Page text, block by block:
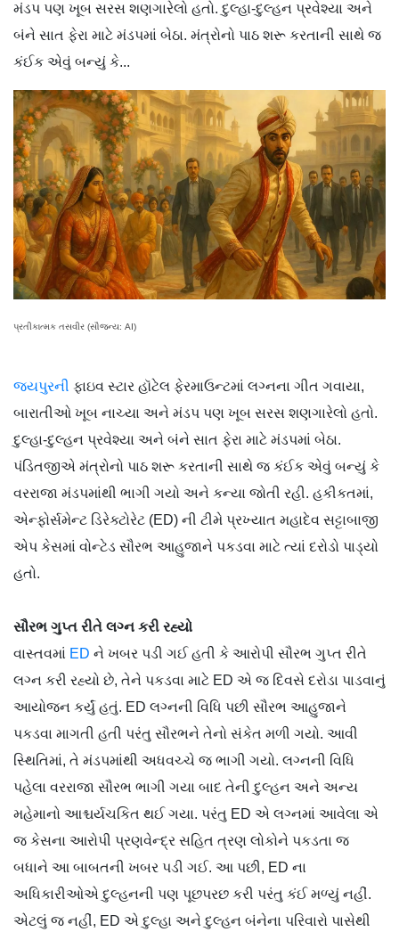
મંડપ પણ ખૂબ સરસ શણગારેલો હતો. દુલ્હા-દુલ્હન પ્રવેશ્યા અને
બંને સાત ફેરા માટે મંડપમાં બેઠા. મંત્રોનો પાઠ શરૂ કરતાની સાથે જ
કંઈક એવું બન્યું કે...
પ્રતીકાત્મક તસવીર (સૌજન્ય: AI)
જયપુરની ફાઇવ સ્ટાર હૉટેલ ફેરમાઉન્ટમાં લગ્નના ગીત ગવાયા,
બારાતીઓ ખૂબ નાચ્યા અને મંડપ પણ ખૂબ સરસ શણગારેલો હતો.
દુલ્હા-દુલ્હન પ્રવેશ્યા અને બંને સાત ફેરા માટે મંડપમાં બેઠા.
પંડિતજીએ મંત્રોનો પાઠ શરૂ કરતાની સાથે જ કંઈક એવું બન્યું કે
વરરાજા મંડપમાંથી ભાગી ગયો અને કન્યા જોતી રહી. હકીકતમાં,
એન્ફોર્સમેન્ટ ડિરેક્ટોરેટ (ED) ની ટીમે પ્રખ્યાત મહાદેવ સટ્ટાબાજી
એપ કેસમાં વોન્ટેડ સૌરભ આહુજાને પકડવા માટે ત્યાં દરોડો પાડ્યો
હતો.
સૌરભ ગુપ્ત રીતે લગ્ન કરી રહ્યો
વાસ્તવમાં ED ને ખબર પડી ગઈ હતી કે આરોપી સૌરભ ગુપ્ત રીતે
લગ્ન કરી રહ્યો છે, તેને પકડવા માટે ED એ જ દિવસે દરોડા પાડવાનું
આયોજન કર્યું હતું. ED લગ્નની વિધિ પછી સૌરભ આહુજાને
પકડવા માગતી હતી પરંતુ સૌરભને તેનો સંકેત મળી ગયો. આવી
સ્થિતિમાં, તે મંડપમાંથી અધવચ્ચે જ ભાગી ગયો. લગ્નની વિધિ
પહેલા વરરાજા સૌરભ ભાગી ગયા બાદ તેની દુલ્હન અને અન્ય
મહેમાનો આશ્ચર્યચકિત થઈ ગયા. પરંતુ ED એ લગ્નમાં આવેલા એ
જ કેસના આરોપી પ્રણવેન્દ્ર સહિત ત્રણ લોકોને પકડતા જ
બધાને આ બાબતની ખબર પડી ગઈ. આ પછી, ED ના
અધિકારીઓએ દુલ્હનની પણ પૂછપરછ કરી પરંતુ કંઈ મળ્યું નહીં.
એટલું જ નહીં, ED એ દુલ્હા અને દુલ્હન બંનેના પરિવારો પાસેથી